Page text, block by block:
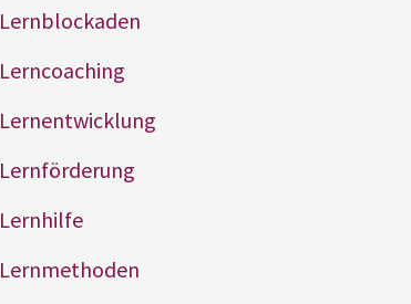
Lernblockaden
Lerncoaching
Lernentwicklung
Lernförderung
Lernhilfe
Lernmethoden